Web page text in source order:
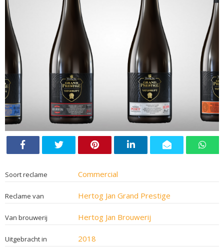
Soort reclame Commercial
Reclame van Hertog Jan Grand Prestige
Van brouwerij Hertog Jan Brouwerij
Uitgebracht in 2018